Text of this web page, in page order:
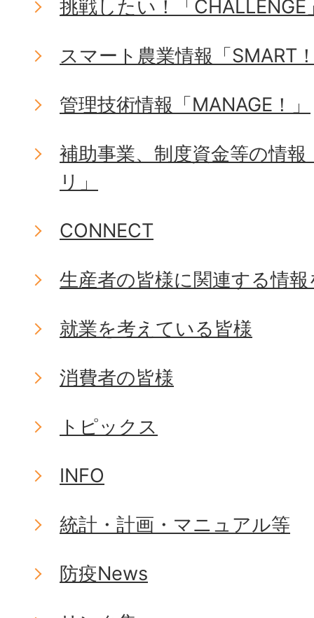
挑戦したい！「CHALLENGE
スマート農業情報「SMART
管理技術情報「MANAGE！」
補助事業、制度資金等の情報
リ」
CONNECT
生産者の皆様に関連する情
就業を考えている皆様
消費者の皆様
トピックス
INFO
統計・計画・マニュアル等
防疫News